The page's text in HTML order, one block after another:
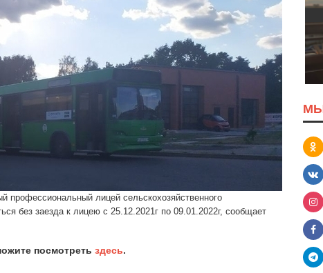
профессиональный лицей сельскохозяйственного
без заезда к лицею с 25.12.2021г по 09.01.2022г, сообщает
посмотреть здесь.
ресторан «Пиросмани» Тайный гость: Кафе "Grand Buffet"